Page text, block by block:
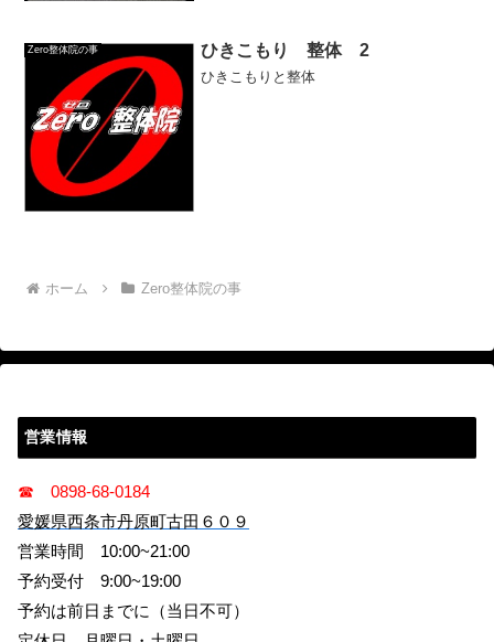
Zero整体院の事 ひきこもり 整体 2
ひきこもりと整体
ホーム Zero整体院の事
営業情報
☎ 0898-68-0184
愛媛県西条市丹原町古田６０９
営業時間 10:00~21:00
予約受付 9:00~19:00
予約は前日までに（当日不可）